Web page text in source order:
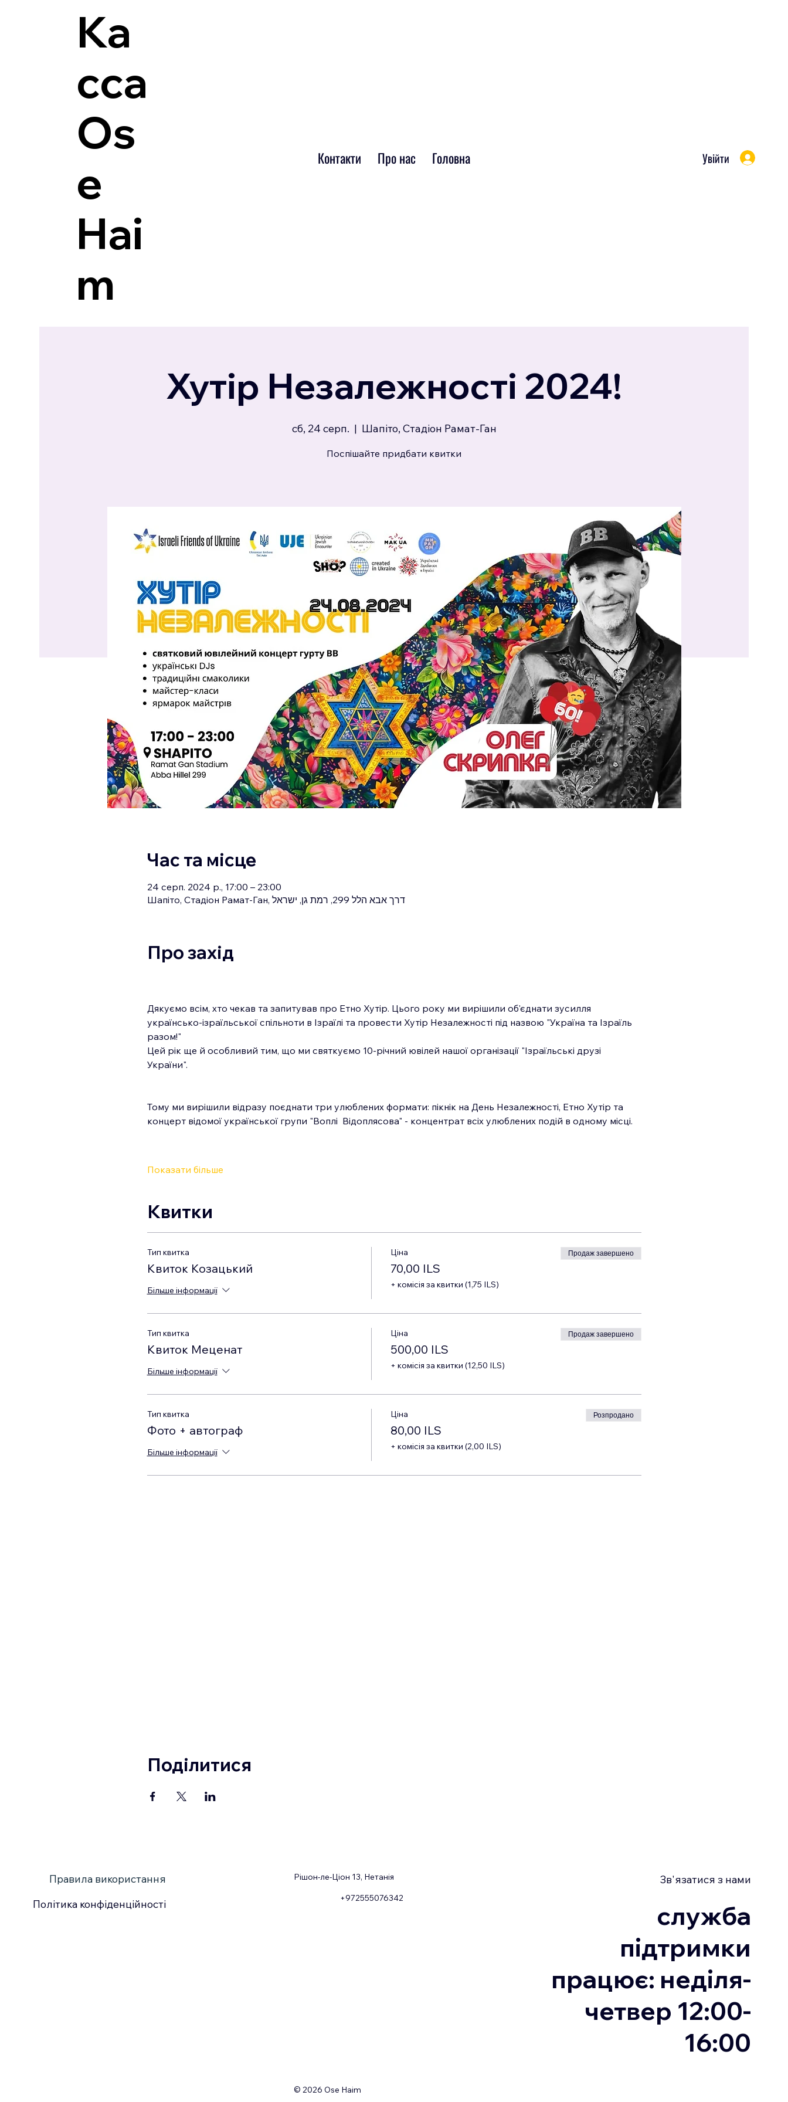
Ка
сса
Os
e
Hai
m
Головна
Про нас
Контакти Увійти
Хутір Незалежності 2024!
сб, 24 серп.
  |
Шапіто, Стадіон Рамат-Ган
Поспішайте придбати квитки
Час та місце
24 серп. 2024 р., 17:00 – 23:00
Шапіто, Стадіон Рамат-Ган, דרך אבא הלל 299, רמת גן, ישראל
Про захід
Дякуємо всім, хто чекав та запитував про Етно Хутір. Цього року ми вирішили об'єднати зусилля
українсько-ізраїльської спільноти в Ізраїлі та провести Хутір Незалежності під назвою "Україна та Ізраїль
разом!"
Цей рік ще й особливий тим, що ми святкуємо 10-річний ювілей нашої організації "Ізраїльські друзі
України".
Тому ми вирішили відразу поєднати три улюблених формати: пікнік на День Незалежності, Етно Хутір та
концерт відомої української групи "Воплі  Відоплясова" - концентрат всіх улюблених подій в одному місці.
Показати більше
Квитки
Тип квитка
Квиток Козацький
Більше інформації
Ціна
70,00 ILS
+ комісія за квитки (1,75 ILS)
Продаж завершено
Тип квитка
Квиток Меценат
Більше інформації
Ціна
500,00 ILS
+ комісія за квитки (12,50 ILS)
Продаж завершено
Тип квитка
Фото + автограф
Більше інформації
Ціна
80,00 ILS
+ комісія за квитки (2,00 ILS)
Розпродано
Поділитися
Правила використання
Політика конфіденційності
Рішон-ле-Ціон 13, Нетанія
+972555076342
Зв'язатися з нами
служба
підтримки
працює: неділя-
четвер 12:00-
16:00
© 2026 Ose Haim